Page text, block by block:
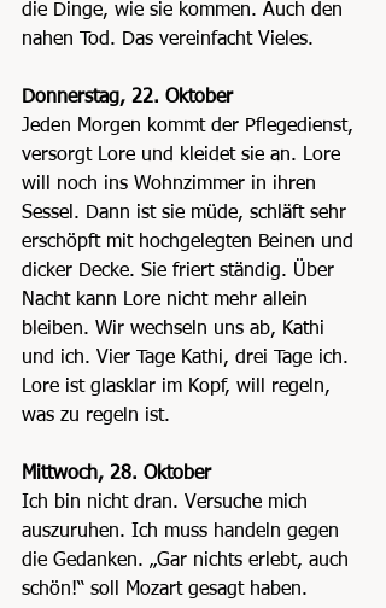
die Dinge, wie sie kommen. Auch den
nahen Tod. Das vereinfacht Vieles.
Donnerstag, 22. Oktober
Jeden Morgen kommt der Pflegedienst,
versorgt Lore und kleidet sie an. Lore
will noch ins Wohnzimmer in ihren
Sessel. Dann ist sie müde, schläft sehr
erschöpft mit hochgelegten Beinen und
dicker Decke. Sie friert ständig. Über
Nacht kann Lore nicht mehr allein
bleiben. Wir wechseln uns ab, Kathi
und ich. Vier Tage Kathi, drei Tage ich.
Lore ist glasklar im Kopf, will regeln,
was zu regeln ist.
Mittwoch, 28. Oktober
Ich bin nicht dran. Versuche mich
auszuruhen. Ich muss handeln gegen
die Gedanken. „Gar nichts erlebt, auch
schön!“ soll Mozart gesagt haben.